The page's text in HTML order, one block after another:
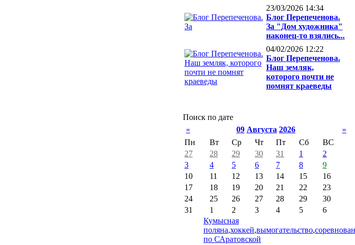
23/03/2026 14:34
Блог Перепеченова.
За "Дом художника"
наконец-то взялись...
04/02/2026 12:22
Блог Перепеченова.
Наш земляк,
которого почти не
помнят краеведы
Поиск по дате
«
09 Августа 2026
»
Пн
Вт Ср Чт Пт Сб
ВС
27
28 29 30 31 1
2
3
4 5 6 7 8
9
10
11 12 13 14 15
16
17
18 19 20 21 22
23
24
25 26 27 28 29
30
31
1 2 3 4 5
6
Кумысная
поляна,хоккей,вымогательство,
по САратовской